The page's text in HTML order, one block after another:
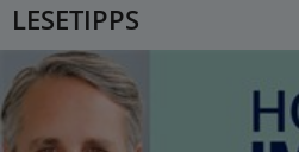
LESETIPPS